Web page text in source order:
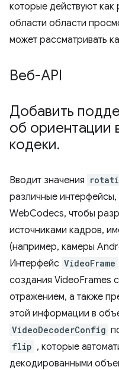
которые действуют как
области области
может рассматривать
Веб-API
Добавить
об ориентации
кодеки.
Вводит значения
различные интерфейсы,
WebCodecs, чтобы
источниками кадров,
(например, камеры
Интерфейс VideoFrame
создания VideoFrames
отражением, а также
этой информации в
VideoDecoderConfig
flip , которые
декодированными